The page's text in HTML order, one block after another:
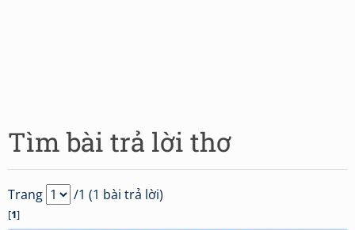
Tìm bài trả lời thơ
Trang /1 (1 bài trả lời)
[1]